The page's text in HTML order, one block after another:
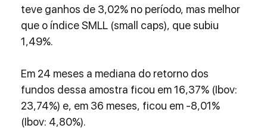
teve ganhos de 3,02% no período, mas melhor
que o índice SMLL (small caps), que subiu
1,49%.
Em 24 meses a mediana do retorno dos
fundos dessa amostra ficou em 16,37% (Ibov:
23,74%) e, em 36 meses, ficou em -8,01%
(Ibov: 4,80%).